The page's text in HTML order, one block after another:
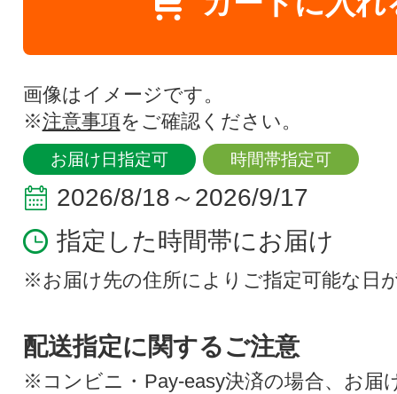
画像はイメージです。
※注意事項をご確認ください。
お届け日指定可 時間帯指定可
2026/8/18～2026/9/17
指定した時間帯にお届け
※お届け先の住所によりご指定可能な日
配送指定に関するご注意
※コンビニ・Pay-easy決済の場合、お届